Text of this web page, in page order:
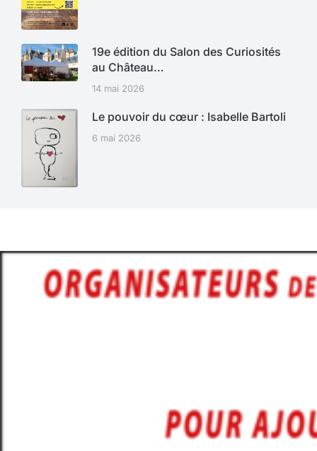
19e édition du Salon des Curiosités
au Château…
14 mai 2026
Le pouvoir du cœur : Isabelle Bartoli
6 mai 2026